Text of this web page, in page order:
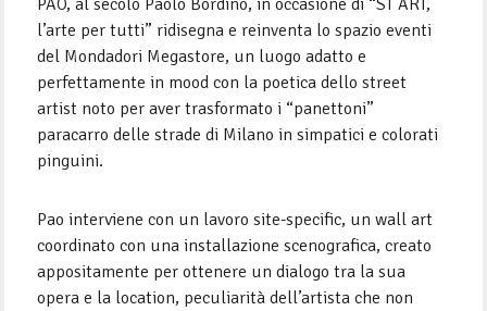
PAO, al secolo Paolo Bordino, in occasione di “ST ART,
l’arte per tutti” ridisegna e reinventa lo spazio eventi
del Mondadori Megastore, un luogo adatto e
perfettamente in mood con la poetica dello street
artist noto per aver trasformato i “panettoni”
paracarro delle strade di Milano in simpatici e colorati
pinguini.
Pao interviene con un lavoro site-specific, un wall art
coordinato con una installazione scenografica, creato
appositamente per ottenere un dialogo tra la sua
opera e la location, peculiarità dell’artista che non